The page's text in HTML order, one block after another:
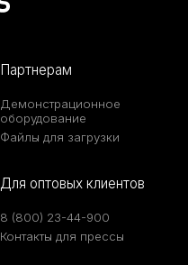
Партнерам
Демонстрационное
оборудование
Файлы для загрузки
Для оптовых клиентов
8 (800) 23-44-900
Контакты для прессы